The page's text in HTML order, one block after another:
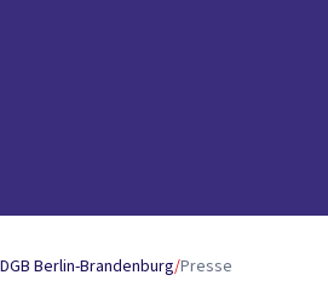
DGB Berlin-Brandenburg/Presse